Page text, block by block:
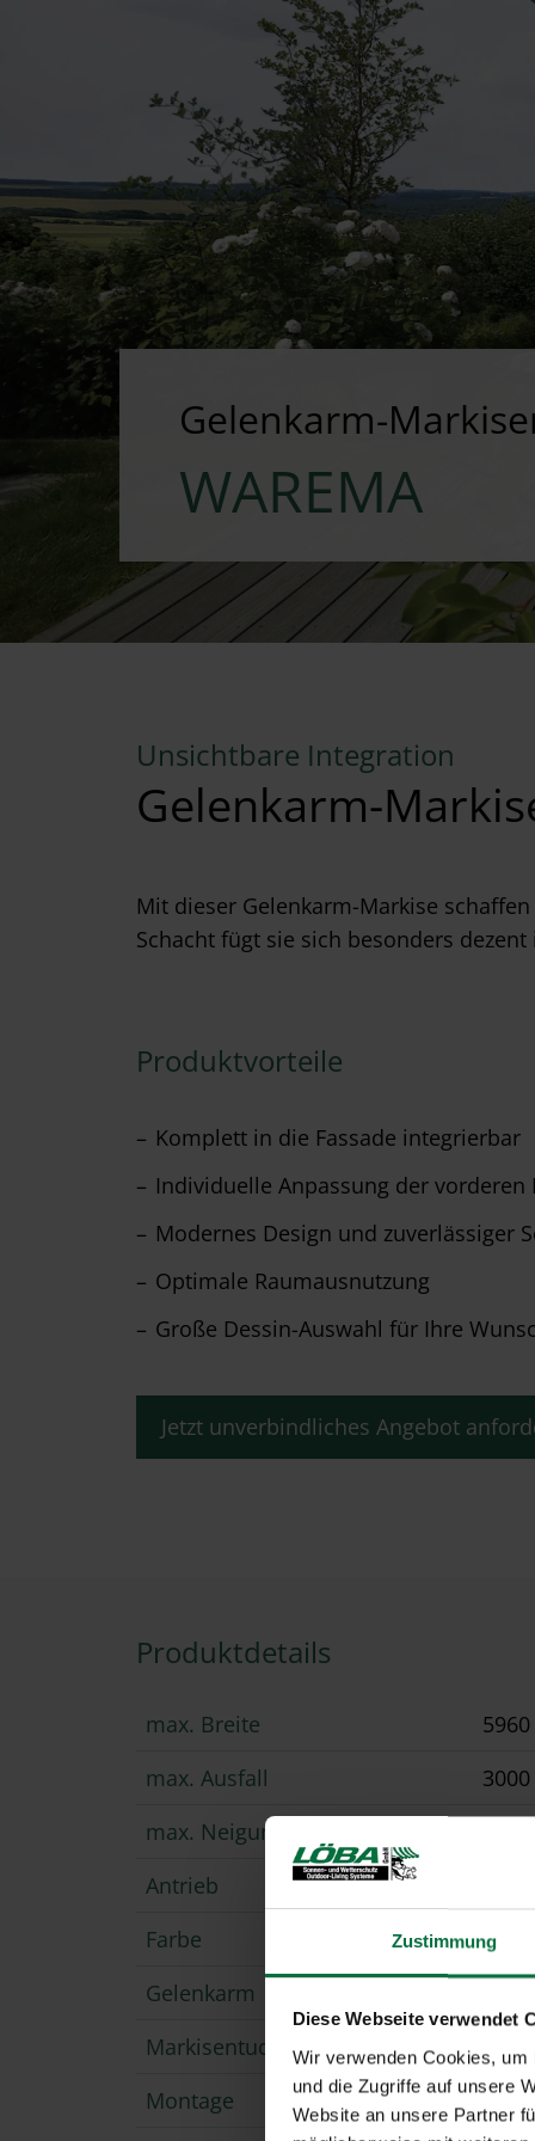
Zustimmung
Diese Webseite verwendet
Wir verwenden Cookies,
und die Zugriffe auf unsere
Website an unsere Partner
Gelenkarm-
WAREMA
Unsichtbare Integration
Gelenkarm-
Mit dieser Gelenkarm-Markise
Schacht fügt sie sich besonders
Produktvorteile
Komplett in die Fassade integrierbar
Individuelle Anpassung der
Modernes Design und zuverlässiger
Optimale Raumausnutzung
Große Dessin-Auswahl für Ihre
Jetzt unverbindliches Angebot
Produktdetails
max. Breite
max. Ausfall
max. Neigungswinkel
Antrieb
Farbe
Gelenkarm
Markisentuch
Montage